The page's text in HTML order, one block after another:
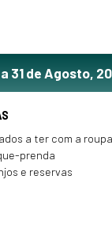
31 de Agosto,
a ter com a roupa
prenda
e reservas